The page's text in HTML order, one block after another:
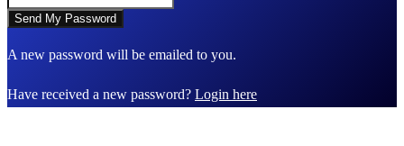
A new password will be emailed to you.
Have received a new password? Login here